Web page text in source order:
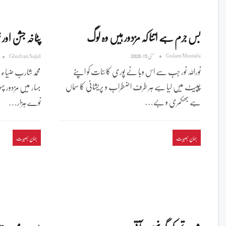
بس جرم ہے اتنا کہ مزدور ہیں وہ لوگ
Gulam Mustafa مئی 15, 2020
نوراللہ نور جب سے اس وبا نے پوری کائنات کو اپنے
چپیٹ میں لیا ہے ہر طرف اضطراب و پریشانی کا سماں
ہے بھکمری و بے…
پٹاخہ جشن
Ghufran Sajid
محمدشارب ضیاء
بہار میں
نوے ہزار…
جہان بصیرت جہان بصیرت